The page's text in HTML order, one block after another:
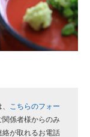
こちらのフォー
係者様からのみ
絡が取れるお電話